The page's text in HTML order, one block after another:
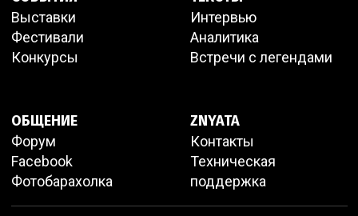
Выставки
Фестивали
Конкурсы
Интервью
Аналитика
Встречи с легендами
ОБЩЕНИЕ
Форум
Facebook
Фотобарахолка
ZNYATA
Контакты
Техническая
поддержка